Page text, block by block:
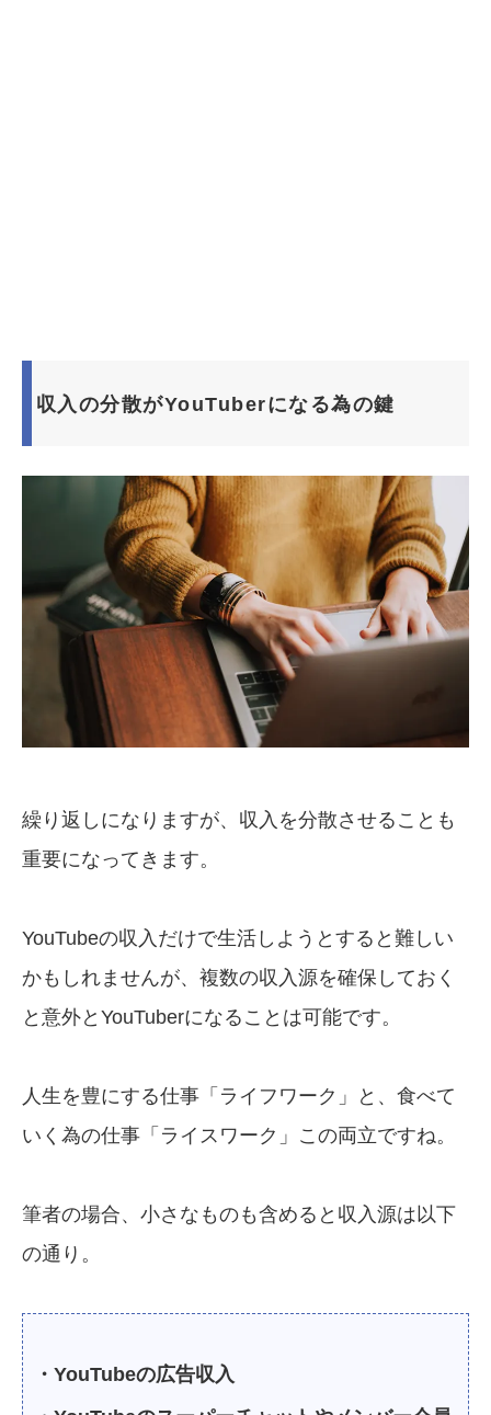
収入の分散がYouTuberになる為の鍵
繰り返しになりますが、収入を分散させることも
重要になってきます。
YouTubeの収入だけで生活しようとすると難しい
かもしれませんが、複数の収入源を確保しておく
と意外とYouTuberになることは可能です。
人生を豊にする仕事「ライフワーク」と、食べて
いく為の仕事「ライスワーク」この両立ですね。
筆者の場合、小さなものも含めると収入源は以下
の通り。
・YouTubeの広告収入